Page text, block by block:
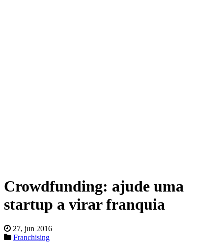
Crowdfunding: ajude uma
startup a virar franquia
27, jun 2016
Franchising